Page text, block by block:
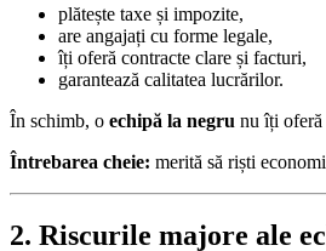
plătește taxe și impozite,
are angajați cu forme legale,
îți oferă contracte clare și facturi,
garantează calitatea lucrărilor.
În schimb, o echipă la negru nu îți oferă
Întrebarea cheie: merită să riști
2. Riscurile majore ale